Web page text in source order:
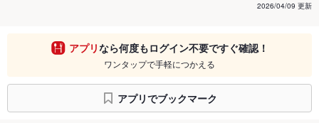
2026/04/09 更新
アプリなら何度もログイン不要ですぐ確認！
ワンタップで手軽につかえる
アプリでブックマーク